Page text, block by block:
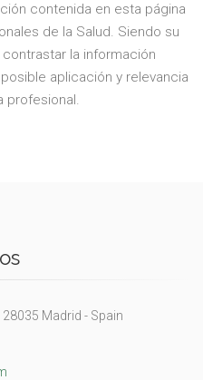
contenida en esta página
de la Salud. Siendo su
la información
aplicación y relevancia
profesional.
Madrid - Spain